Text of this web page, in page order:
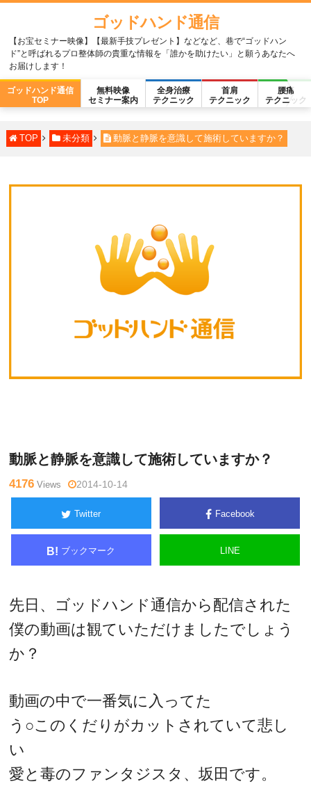
ゴッドハンド通信
【お宝セミナー映像】【最新手技プレゼント】などなど、巷で“ゴッドハン
ド”と呼ばれるプロ整体師の貴重な情報を「誰かを助けたい」と願うあなたへ
お届けします！
ゴッドハンド通信
TOP
無料映像
セミナー案内
全身治療
テクニック
首肩
テクニック
腰痛
テクニック
TOP 未分類 動脈と静脈を意識して施術していますか？
動脈と静脈を意識して施術していますか？
4176 Views 2014-10-14
Twitter Facebook
B! ブックマーク LINE
先日、ゴッドハンド通信から配信された
僕の動画は観ていただけましたでしょう
か？
動画の中で一番気に入ってた
う○このくだりがカットされていて悲し
い
愛と毒のファンタジスタ、坂田です。